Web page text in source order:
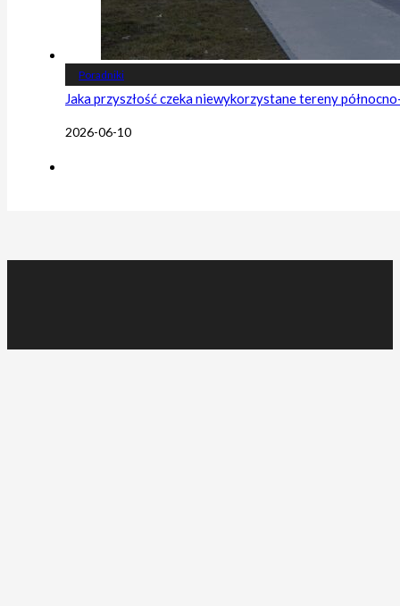
Poradniki
Jaka przyszłość czeka niewykorzystane tereny
2026-06-10